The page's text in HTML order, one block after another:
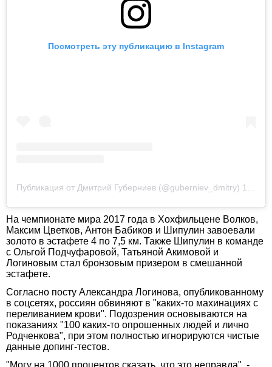
Посмотреть эту публикацию в Instagram
Публикация от Дмитрий Губерниев (@guberniev_dmitry) 12 Дек 2018 в 1:31 PST
На чемпионате мира 2017 года в Хохфильцене Волков,
Максим Цветков, Антон Бабиков и Шипулин завоевали
золото в эстафете 4 по 7,5 км. Также Шипулин в команде
с Ольгой Подчуфаровой, Татьяной Акимовой и
Логиновым стал бронзовым призером в смешанной
эстафете.
Согласно посту Александра Логинова, опубликованному
в соцсетях, россиян обвиняют в "каких-то махинациях с
переливанием крови". Подозрения основываются на
показаниях "100 каких-то опрошенных людей и лично
Родченкова", при этом полностью игнорируются чистые
данные допинг-тестов.